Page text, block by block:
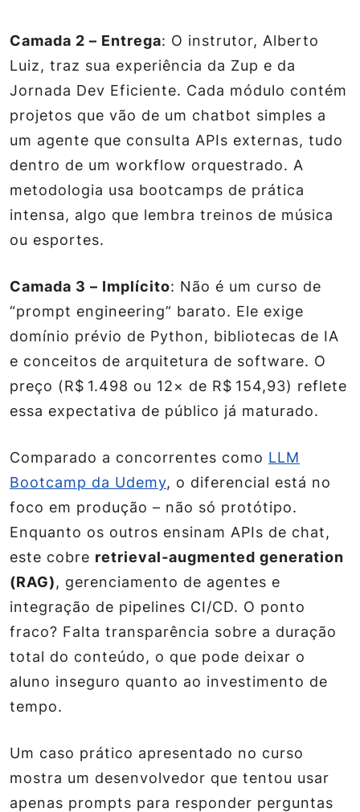
Camada 2 – Entrega: O instrutor, Alberto
Luiz, traz sua experiência da Zup e da
Jornada Dev Eficiente. Cada módulo contém
projetos que vão de um chatbot simples a
um agente que consulta APIs externas, tudo
dentro de um workflow orquestrado. A
metodologia usa bootcamps de prática
intensa, algo que lembra treinos de música
ou esportes.
Camada 3 – Implícito: Não é um curso de
“prompt engineering” barato. Ele exige
domínio prévio de Python, bibliotecas de IA
e conceitos de arquitetura de software. O
preço (R$ 1.498 ou 12× de R$ 154,93) reflete
essa expectativa de público já maturado.
Comparado a concorrentes como LLM
Bootcamp da Udemy, o diferencial está no
foco em produção – não só protótipo.
Enquanto os outros ensinam APIs de chat,
este cobre retrieval‑augmented generation
(RAG), gerenciamento de agentes e
integração de pipelines CI/CD. O ponto
fraco? Falta transparência sobre a duração
total do conteúdo, o que pode deixar o
aluno inseguro quanto ao investimento de
tempo.
Um caso prático apresentado no curso
mostra um desenvolvedor que tentou usar
apenas prompts para responder perguntas